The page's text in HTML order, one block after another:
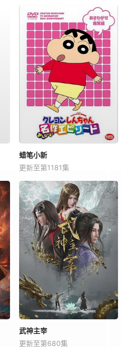
蜡笔小新
更新至第1181集
武神主宰
更新至第680集